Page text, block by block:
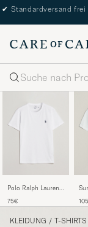
✔ Standardversand
Suche
Polo Ralph Lauren
White
75€
KLEIDUNG / T-SHIRTS